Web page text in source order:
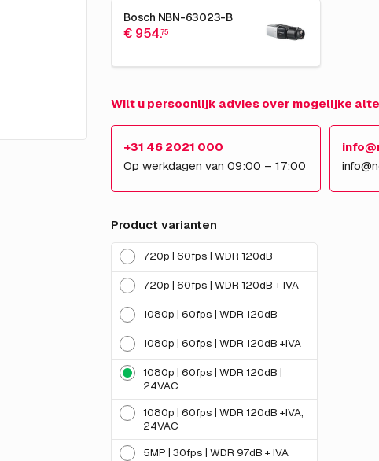
Bosch NBN-63023-B
€ 954.75
Wilt u persoonlijk advies over mogelijke
+31 46 2021 000
Op werkdagen van 09:00 – 17:00
Product varianten
720p | 60fps | WDR 120dB
720p | 60fps | WDR 120dB + IVA
1080p | 60fps | WDR 120dB
1080p | 60fps | WDR 120dB +IVA
1080p | 60fps | WDR 120dB |
24VAC
1080p | 60fps | WDR 120dB +IVA,
24VAC
5MP | 30fps | WDR 97dB + IVA